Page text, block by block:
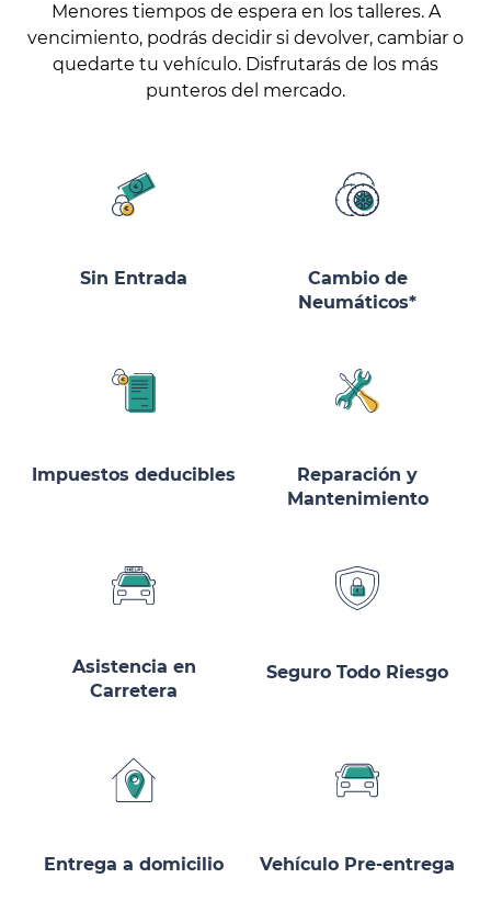
Menores tiempos de espera en los talleres. A
vencimiento, podrás decidir si devolver, cambiar o
quedarte tu vehículo. Disfrutarás de los más
punteros del mercado.
Sin Entrada
Cambio de
Neumáticos*
Impuestos deducibles
Reparación y
Mantenimiento
Asistencia en
Carretera
Seguro Todo Riesgo
Entrega a domicilio Vehículo Pre-entrega